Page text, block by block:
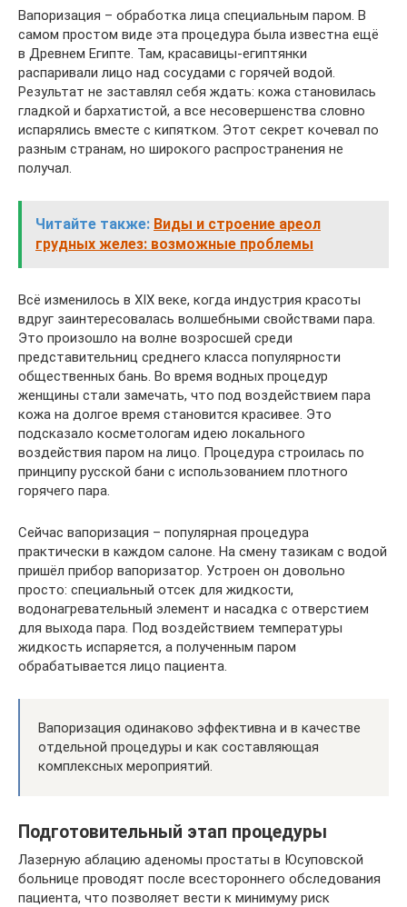
Вапоризация – обработка лица специальным паром. В
самом простом виде эта процедура была известна ещё
в Древнем Египте. Там, красавицы-египтянки
распаривали лицо над сосудами с горячей водой.
Результат не заставлял себя ждать: кожа становилась
гладкой и бархатистой, а все несовершенства словно
испарялись вместе с кипятком. Этот секрет кочевал по
разным странам, но широкого распространения не
получал.
Читайте также: Виды и строение ареол
грудных желез: возможные проблемы
Всё изменилось в XIX веке, когда индустрия красоты
вдруг заинтересовалась волшебными свойствами пара.
Это произошло на волне возросшей среди
представительниц среднего класса популярности
общественных бань. Во время водных процедур
женщины стали замечать, что под воздействием пара
кожа на долгое время становится красивее. Это
подсказало косметологам идею локального
воздействия паром на лицо. Процедура строилась по
принципу русской бани с использованием плотного
горячего пара.
Сейчас вапоризация – популярная процедура
практически в каждом салоне. На смену тазикам с водой
пришёл прибор вапоризатор. Устроен он довольно
просто: специальный отсек для жидкости,
водонагревательный элемент и насадка с отверстием
для выхода пара. Под воздействием температуры
жидкость испаряется, а полученным паром
обрабатывается лицо пациента.
Вапоризация одинаково эффективна и в качестве
отдельной процедуры и как составляющая
комплексных мероприятий.
Подготовительный этап процедуры
Лазерную аблацию аденомы простаты в Юсуповской
больнице проводят после всестороннего обследования
пациента, что позволяет вести к минимуму риск